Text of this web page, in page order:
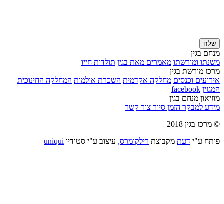
שלח
מנחם בגין
משנתו ומורשתו מאמרים מאת בגין תולדות חייו
מרכז מורשת בגין
אירועים וכנסים מחלקה אקדמית השכרת אולמות המחלקה החינוכית
המגזין facebook
מוזיאון מנחם בגין
מידע למבקר הזמן סיור צור קשר
© מרכז בגין 2018
פותח ע"י דעת מקבוצת רילקומרס, עיצוב ע"י סטודיו uniqui